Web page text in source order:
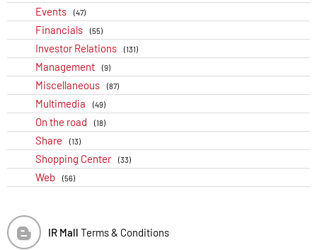
Events (47)
Financials (55)
Investor Relations (131)
Management (9)
Miscellaneous (87)
Multimedia (49)
On the road (18)
Share (13)
Shopping Center (33)
Web (56)
IR Mall Terms & Conditions